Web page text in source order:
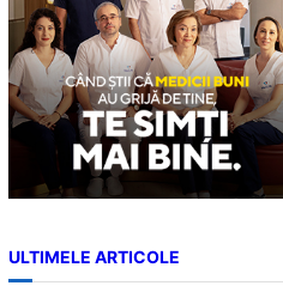
ULTIMELE ARTICOLE